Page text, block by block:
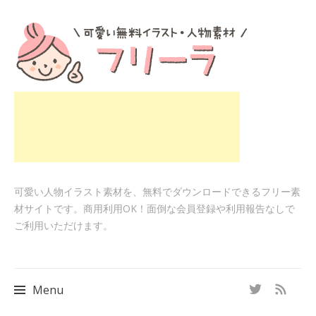
可愛い人物イラスト素材を、無料でダウンロードできるフリー素
材サイトです。商用利用OK！面倒な会員登録や利用報告なしで
ご利用いただけます。
Menu